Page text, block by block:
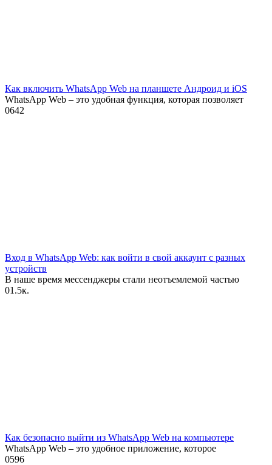
Как включить WhatsApp Web на планшете Андроид и iOS
WhatsApp Web – это удобная функция, которая позволяет
0642
Вход в WhatsApp Web: как войти в свой аккаунт с разных
устройств
В наше время мессенджеры стали неотъемлемой частью
01.5к.
Как безопасно выйти из WhatsApp Web на компьютере
WhatsApp Web – это удобное приложение, которое
0596